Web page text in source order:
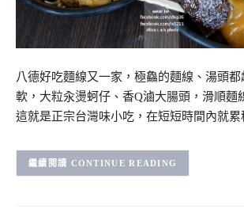
八德好吃麵線又一家，極鱻的麵線、湯頭
軟，大粒汆燙蚵仔、香Q滷大腸頭，滑順麵
這就是正宗台灣味小吃，在短短時間內就
CONTINUE READING